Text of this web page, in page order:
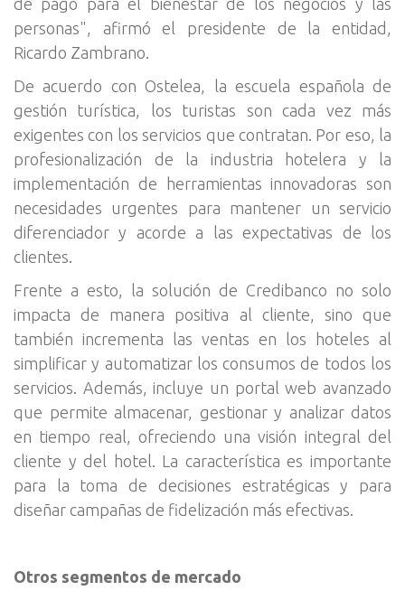
de pago para el bienestar de los negocios y las
personas", afirmó el presidente de la entidad,
Ricardo Zambrano.
De acuerdo con Ostelea, la escuela española de
gestión turística, los turistas son cada vez más
exigentes con los servicios que contratan. Por eso, la
profesionalización de la industria hotelera y la
implementación de herramientas innovadoras son
necesidades urgentes para mantener un servicio
diferenciador y acorde a las expectativas de los
clientes.
Frente a esto, la solución de Credibanco no solo
impacta de manera positiva al cliente, sino que
también incrementa las ventas en los hoteles al
simplificar y automatizar los consumos de todos los
servicios. Además, incluye un portal web avanzado
que permite almacenar, gestionar y analizar datos
en tiempo real, ofreciendo una visión integral del
cliente y del hotel. La característica es importante
para la toma de decisiones estratégicas y para
diseñar campañas de fidelización más efectivas.
Otros segmentos de mercado